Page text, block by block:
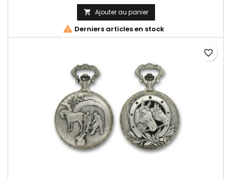
dateur à 3h. Fabrication Française
 Ajouter au panier
 Derniers articles en stock
favorite_border